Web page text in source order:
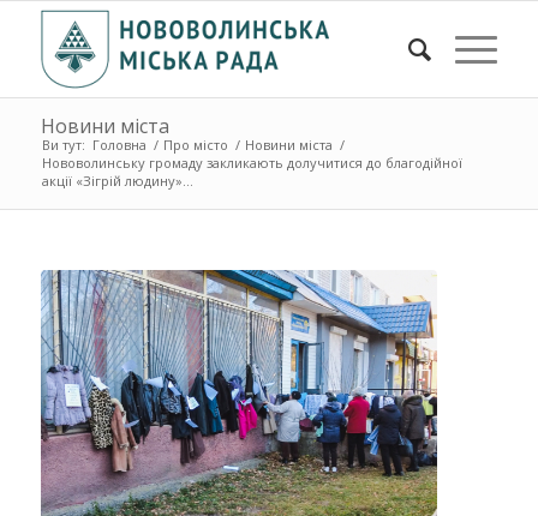
Новини міста
Ви тут: Головна / Про місто / Новини міста /
Нововолинську громаду закликають долучитися до благодійної
акції «Зігрій людину»...